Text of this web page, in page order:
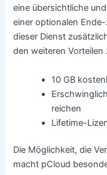
eine übersichtliche
einer optionalen
dieser Dienst
den weiteren Vorteilen
10 GB
reichen
Lifetime-
Die Möglichkeit, die
macht pCloud